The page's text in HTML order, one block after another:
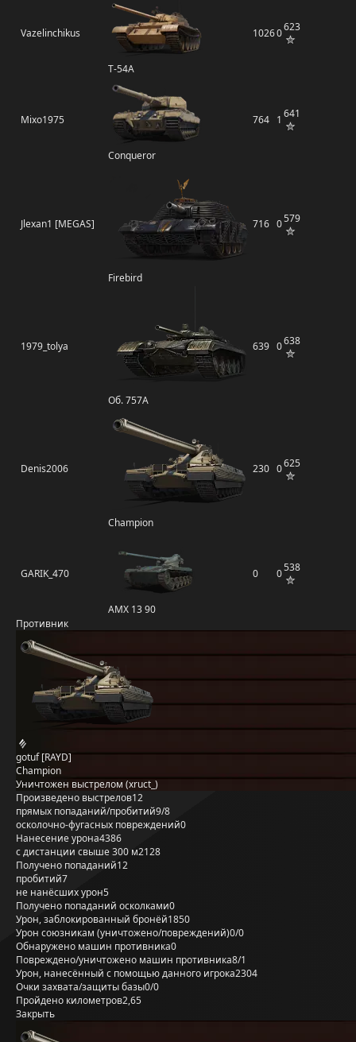
Vazelinchikus
Т-54А
10260623
Mixo1975
Conqueror
764 1 641
Jlexan1 [MEGAS]
Firebird
716 0579
1979_tolya
Об. 757А
639 0638
Denis2006
Champion
230 0625
GARIK_470
AMX 13 90
0 0538
Противник
gotuf [RAYD]
Champion
Уничтожен выстрелом (xruct_)
Произведено выстрелов12
прямых попаданий/пробитий9/8
осколочно-фугасных повреждений0
Нанесение урона4386
с дистанции свыше 300 м2128
Получено попаданий12
пробитий7
не нанёсших урон5
Получено попаданий осколками0
Урон, заблокированный бронёй1850
Урон союзникам (уничтожено/повреждений)0/0
Обнаружено машин противника0
Повреждено/уничтожено машин противника8/1
Урон, нанесённый с помощью данного игрока2304
Очки захвата/защиты базы0/0
Пройдено километров2,65
Закрыть